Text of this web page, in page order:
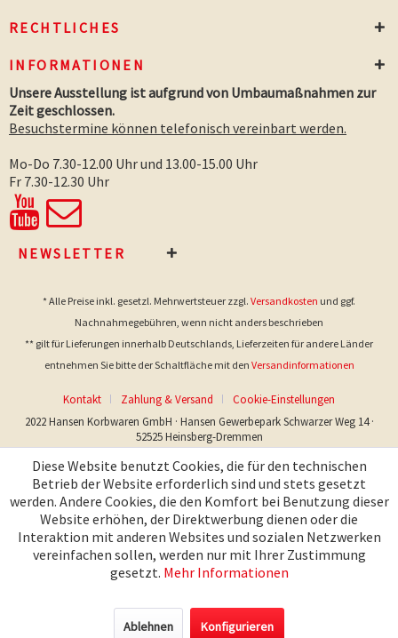
RECHTLICHES
INFORMATIONEN
Unsere Ausstellung ist aufgrund von Umbaumaßnahmen zur
Zeit geschlossen.
Besuchstermine können telefonisch vereinbart werden.
Mo-Do 7.30-12.00 Uhr und 13.00-15.00 Uhr
Fr 7.30-12.30 Uhr
NEWSLETTER
* Alle Preise inkl. gesetzl. Mehrwertsteuer zzgl. Versandkosten und ggf.
Nachnahmegebühren, wenn nicht anders beschrieben
** gilt für Lieferungen innerhalb Deutschlands, Lieferzeiten für andere Länder
entnehmen Sie bitte der Schaltfläche mit den Versandinformationen
Kontakt Zahlung & Versand
Cookie-Einstellungen
2022 Hansen Korbwaren GmbH · Hansen Gewerbepark Schwarzer Weg 14 ·
52525 Heinsberg-Dremmen
Diese Website benutzt Cookies, die für den technischen
Betrieb der Website erforderlich sind und stets gesetzt
werden. Andere Cookies, die den Komfort bei Benutzung dieser
Website erhöhen, der Direktwerbung dienen oder die
Interaktion mit anderen Websites und sozialen Netzwerken
vereinfachen sollen, werden nur mit Ihrer Zustimmung
gesetzt. Mehr Informationen
Ablehnen Konfigurieren